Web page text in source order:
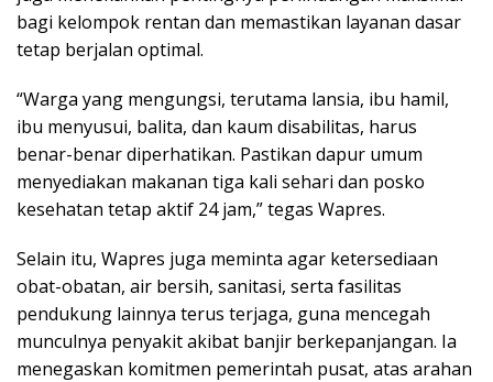
bagi kelompok rentan dan memastikan layanan dasar
tetap berjalan optimal.
“Warga yang mengungsi, terutama lansia, ibu hamil,
ibu menyusui, balita, dan kaum disabilitas, harus
benar-benar diperhatikan. Pastikan dapur umum
menyediakan makanan tiga kali sehari dan posko
kesehatan tetap aktif 24 jam,” tegas Wapres.
Selain itu, Wapres juga meminta agar ketersediaan
obat-obatan, air bersih, sanitasi, serta fasilitas
pendukung lainnya terus terjaga, guna mencegah
munculnya penyakit akibat banjir berkepanjangan. Ia
menegaskan komitmen pemerintah pusat, atas arahan